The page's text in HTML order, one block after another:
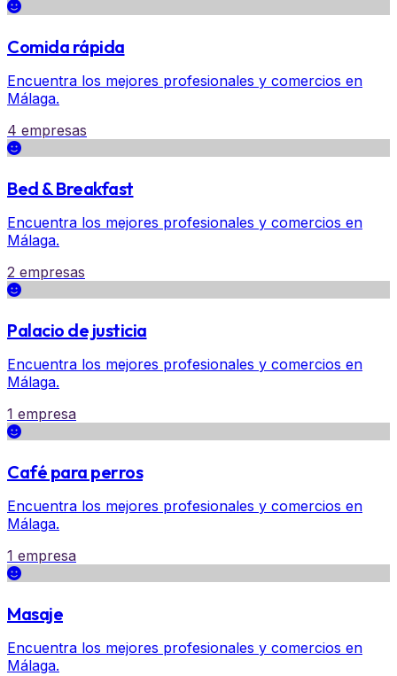
Comida rápida
Encuentra los mejores profesionales y comercios en
Málaga.
4 empresas
Bed & Breakfast
Encuentra los mejores profesionales y comercios en
Málaga.
2 empresas
Palacio de justicia
Encuentra los mejores profesionales y comercios en
Málaga.
1 empresa
Café para perros
Encuentra los mejores profesionales y comercios en
Málaga.
1 empresa
Masaje
Encuentra los mejores profesionales y comercios en
Málaga.